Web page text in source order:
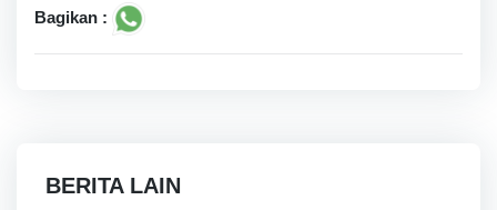
Bagikan :
BERITA LAIN